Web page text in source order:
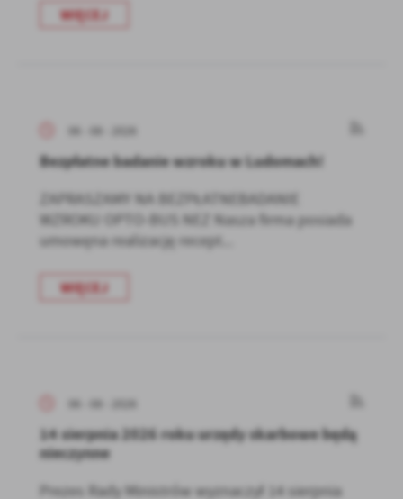
WIĘCEJ
06 - 08 - 2026
Bezpłatne badanie wzroku w Ludomach!
ZAPRASZAMY NA BEZPŁATNEBADANIE
WZROKU OPTO-BUS NEZ Nasza firma posiada
umowęna realizację recept...
WIĘCEJ
06 - 08 - 2026
14 sierpnia 2026 roku urzędy skarbowe będą
nieczynne
Prezes Rady Ministrów wyznaczył 14 sierpnia